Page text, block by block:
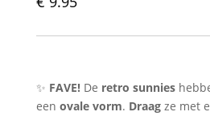
✨ FAVE!De retro sunnies
een ovale vorm. Draagze met